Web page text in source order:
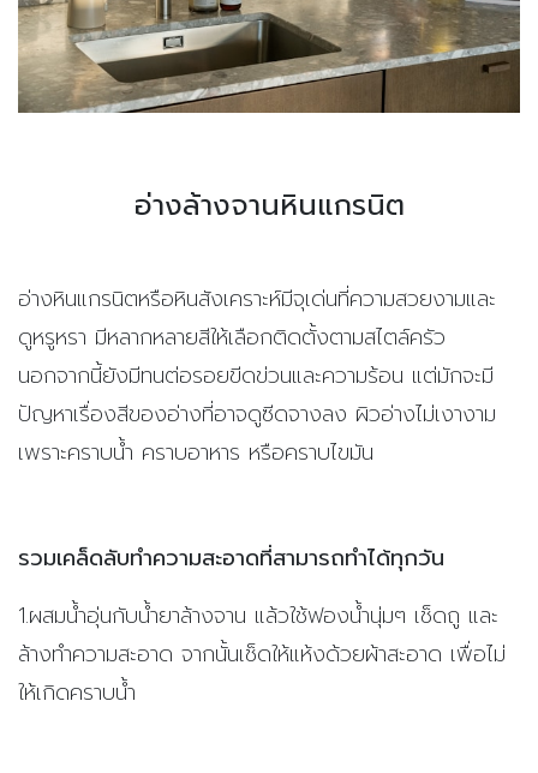
อ่างล้างจานหินแกรนิต
อ่างหินแกรนิตหรือหินสังเคราะห์มีจุเด่นที่ความสวยงามและ
ดูหรูหรา มีหลากหลายสีให้เลือกติดตั้งตามสไตล์ครัว
นอกจากนี้ยังมีทนต่อรอยขีดข่วนและความร้อน แต่มักจะมี
ปัญหาเรื่องสีของอ่างที่อาจดูซีดจางลง ผิวอ่างไม่เงางาม
เพราะคราบน้ำ คราบอาหาร หรือคราบไขมัน
รวมเคล็ดลับทำความสะอาดที่สามารถทำได้ทุกวัน
1.ผสมน้ำอุ่นกับน้ำยาล้างจาน แล้วใช้ฟองน้ำนุ่มๆ เช็ดถู และ
ล้างทำความสะอาด จากนั้นเช็ดให้แห้งด้วยผ้าสะอาด เพื่อไม่
ให้เกิดคราบน้ำ